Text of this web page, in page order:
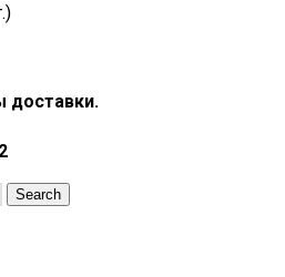
доставки.
Search